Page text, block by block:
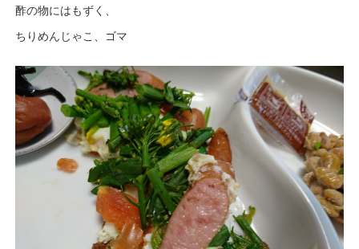
酢の物にはもずく、
ちりめんじゃこ、ゴマ